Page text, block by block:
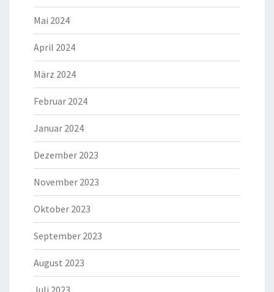
Mai 2024
April 2024
März 2024
Februar 2024
Januar 2024
Dezember 2023
November 2023
Oktober 2023
September 2023
August 2023
Juli 2023